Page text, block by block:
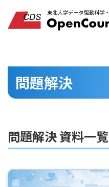
問題解決
問題解決 資料一覧